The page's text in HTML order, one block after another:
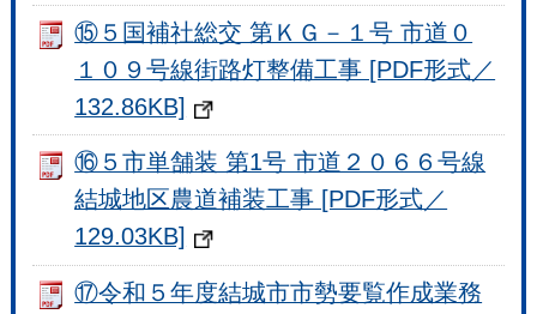
⑮５国補社総交 第ＫＧ－１号 市道０
１０９号線街路灯整備工事 [PDF形式／
132.86KB]
⑯５市単舗装 第1号 市道２０６６号線
結城地区農道補装工事 [PDF形式／
129.03KB]
⑰令和５年度結城市市勢要覧作成業務